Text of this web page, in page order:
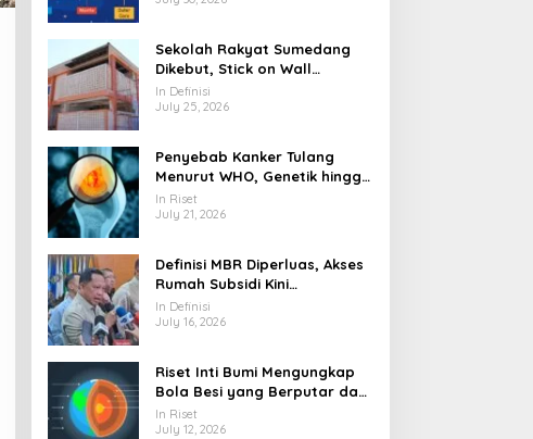
Sekolah Rakyat Sumedang
Dikebut, Stick on Wall
Pangkas Waktu Finishing
In Definisi
July 25, 2026
Penyebab Kanker Tulang
Menurut WHO, Genetik hingga
Paparan Radiasi
In Riset
July 21, 2026
Definisi MBR Diperluas, Akses
Rumah Subsidi Kini
Menjangkau Lebih Banyak
Warga
In Definisi
July 16, 2026
Riset Inti Bumi Mengungkap
Bola Besi yang Berputar dan
Berubah Bentuk
In Riset
July 12, 2026